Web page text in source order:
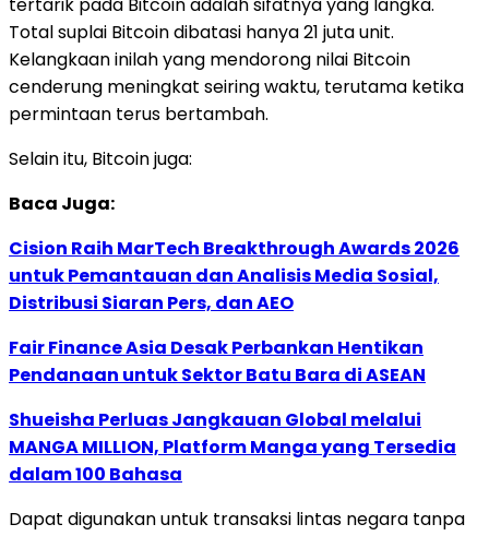
Total suplai Bitcoin dibatasi hanya 21 juta unit.
Kelangkaan inilah yang mendorong nilai Bitcoin
cenderung meningkat seiring waktu, terutama ketika
permintaan terus bertambah.
Selain itu, Bitcoin juga:
Baca Juga:
Cision Raih MarTech Breakthrough Awards 2026
untuk Pemantauan dan Analisis Media Sosial,
Distribusi Siaran Pers, dan AEO
Fair Finance Asia Desak Perbankan Hentikan
Pendanaan untuk Sektor Batu Bara di ASEAN
Shueisha Perluas Jangkauan Global melalui
MANGA MILLION, Platform Manga yang Tersedia
dalam 100 Bahasa
Dapat digunakan untuk transaksi lintas negara tanpa